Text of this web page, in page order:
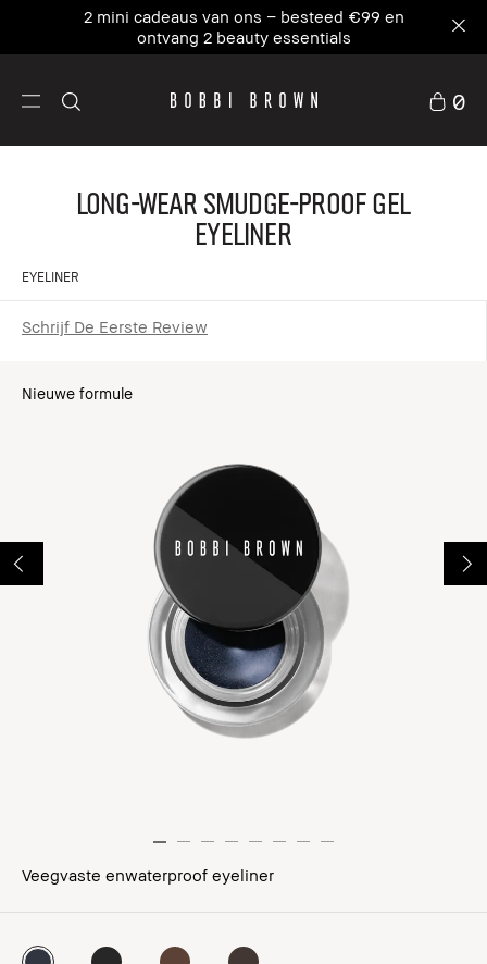
2 mini cadeaus van ons – besteed €99 en
ontvang 2 beauty essentials
0
Long-Wear Smudge-Proof Gel
Eyeliner
EYELINER
Schrijf De Eerste Review
Nieuwe formule
Veegvaste enwaterproof eyeliner